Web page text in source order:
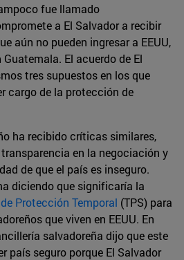
fue llamado
a El Salvador a recibir
aún no pueden ingresar a EEUU,
El acuerdo de El
tres supuestos en los que
cargo de la protección de
ha recibido críticas similares,
en la negociación y
de que el país es inseguro.
diciendo que significaría la
Protección Temporal (TPS) para
que viven en EEUU. En
salvadoreña dijo que este
país seguro porque El Salvador